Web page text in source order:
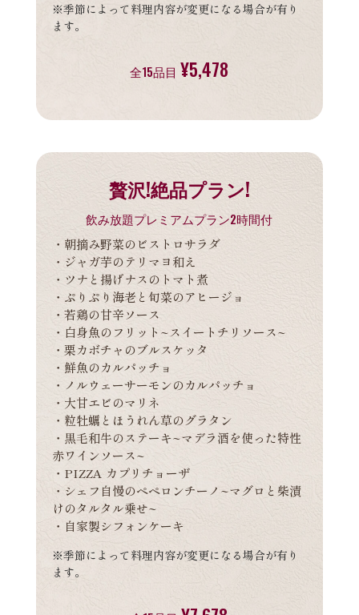
※季節によって料理内容が変更になる場合が有り
ます。
全15品目 ¥5,478
贅沢!絶品プラン!
飲み放題プレミアムプラン2時間付
・朝摘み野菜のビストロサラダ
・ジャガ芋のテリマヨ和え
・ツナと揚げナスのトマト煮
・ぷりぷり海老と旬菜のアヒージョ
・若鶏の甘辛ソース
・白身魚のフリット~スイートチリソース~
・栗カボチャのブルスケッタ
・鮮魚のカルパッチョ
・ノルウェーサーモンのカルパッチョ
・大甘エビのマリネ
・粒牡蠣とほうれん草のグラタン
・黒毛和牛のステーキ~マデラ酒を使った特性
赤ワインソース~
・PIZZA カプリチョーザ
・シェフ自慢のペペロンチーノ~マグロと柴漬
けのタルタル乗せ~
・自家製シフォンケーキ
※季節によって料理内容が変更になる場合が有り
ます。